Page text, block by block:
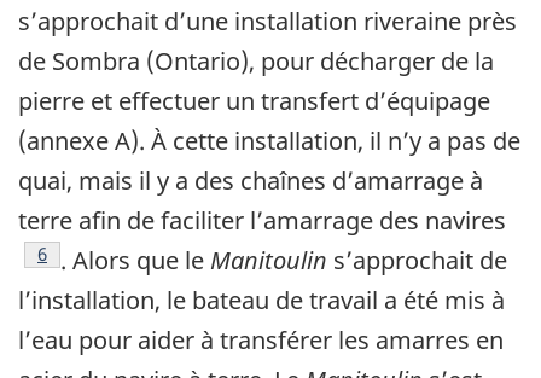
s’approchait d’une installation riveraine près
de Sombra (Ontario), pour décharger de la
pierre et effectuer un transfert d’équipage
(annexe A). À cette installation, il n’y a pas de
quai, mais il y a des chaînes d’amarrage à
terre afin de faciliter l’amarrage des navires
Note de bas de page
6 . Alors que le Manitoulin s’approchait de
l’installation, le bateau de travail a été mis à
l’eau pour aider à transférer les amarres en